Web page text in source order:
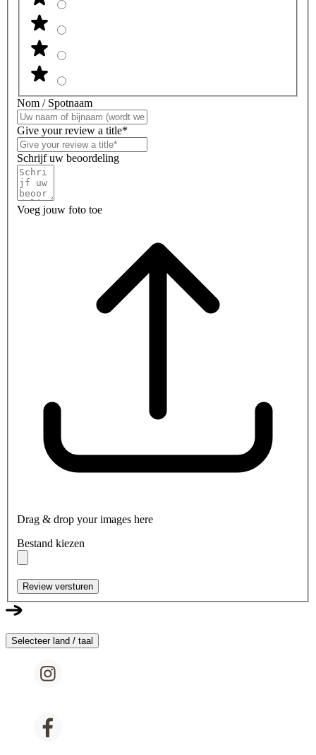
Nom / Spotnaam
Give your review a title*
Schrijf uw beoordeling
Voeg jouw foto toe
Drag & drop your images here
Bestand kiezen
Review versturen
Selecteer land / taal